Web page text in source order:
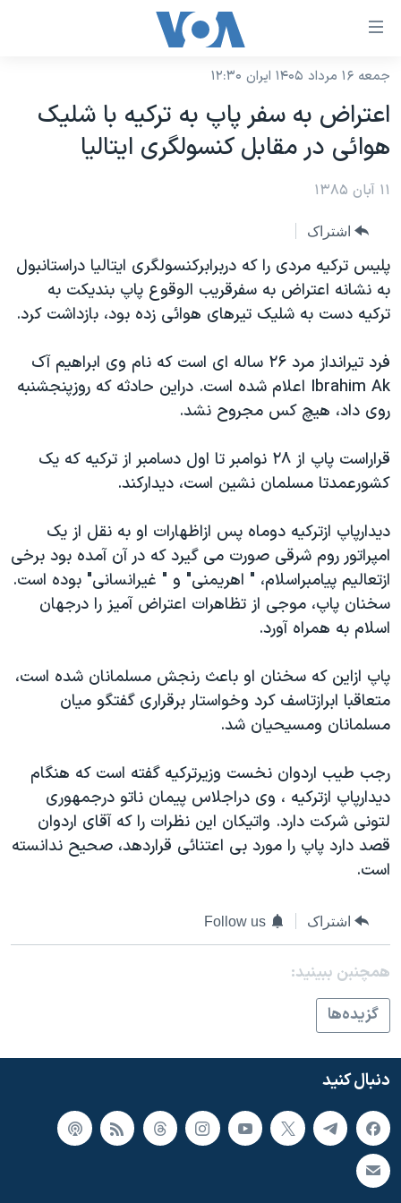
لینکهای
دسترسی
جهش
محتوای
اصلی
جهش
صفحه
اصلی
جهش
به
جستجو
نسخه سبک وب‌سایت
موضوع ها
ایران
آمریکا
ورزشی
گزیده‌ها
ویژه برنامه‌ها
ویدیوها
فرهنگ و زندگی
حقوق شهروندی
اقتصادی
اسرائیل در جنگ
گالری عکس
آرشیو پخش زنده
برنامه های تلویزیونی
جدول برنامه ها
صفحه‌های ویژه
جام جهانی ۲۰۲۶
عملیات خشم حماسی
بایگانی برنامه‌های تلویزیونی
مستندها
انتخابات ریاست جمهوری آمریکا ۲۰۲۴
حمله جمهوری اسلامی به اسرائیل
ورزش زنان در ایران
اعتراضات زن، زندگی، آزادی
مجموعه مستندهای دادخواهی
تریبونال مردمی آبان ۹۸
دادگاه حمید نوری
چهل سال گروگان‌گیری
اعتراضات مردمی آبان ۹۸
اسرائیل در جنگ
نرگس محمدی برنده جایزه نوبل صلح
همایش محافظه‌کاران آمریکا «سی‌پک»
سفر پرزیدنت ترامپ به چین
فرکانس‌های صدای آمریکا
پخش رادیویی
یادگیری زبان انگلیسی
دنبال کنید
زبانهای مختلف
جمعه ۱۶ مرداد ۱۴۰۵ ایران ۱۲:۳۰
اعتراض به سفر پاپ به ترکيه با شليک
هوائی در مقابل کنسولگری ايتاليا
۱۱ آبان ۱۳۸۵
اشتراک
پليس ترکيه مردی را که دربرابرکنسولگری ايتاليا دراستانبول
به نشانه اعتراض به سفرقريب الوقوع پاپ بنديکت به
ترکيه دست به شليک تيرهای هوائی زده بود، بازداشت کرد.
فرد تيرانداز مرد ۲۶ ساله ای است که نام وی ابراهيم آک
Ibrahim Ak اعلام شده است. دراين حادثه که روزپنجشنبه
روی داد، هيچ کس مجروح نشد.
قراراست پاپ از ۲۸ نوامبر تا اول دسامبر از ترکيه که يک
کشورعمدتا مسلمان نشين است، ديدارکند.
ديدارپاپ ازترکيه دوماه پس ازاظهارات او به نقل از يک
امپراتور روم شرقی صورت می گيرد که در آن آمده بود برخی
ازتعاليم پيامبراسلام، " اهريمنی" و " غيرانسانی" بوده است.
سخنان پاپ، موجی از تظاهرات اعتراض آميز را درجهان
اسلام به همراه آورد.
پاپ ازاين که سخنان او باعث رنجش مسلمانان شده است،
متعاقبا ابرازتاسف کرد وخواستار برقراری گفتگو ميان
مسلمانان ومسيحيان شد.
رجب طيب اردوان نخست وزيرترکيه گفته است که هنگام
ديدارپاپ ازترکيه ، وی دراجلاس پيمان ناتو درجمهوری
لتونی شرکت دارد. واتيکان اين نظرات را که آقای اردوان
قصد دارد پاپ را مورد بی اعتنائی قراردهد، صحيح ندانسته
است.
اشتراک Follow us
همچنبن ببینید:
گزيده‌ها
دنبال کنید